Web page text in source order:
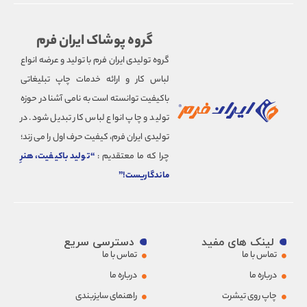
لباس کار ضدگاز
لباس کار کتان
لباس کار هتل
هودی و سویشرت کار
گروه پوشاک ایران فرم
گروه تولیدی ایران فرم با تولید و عرضه انواع
لباس کار و ارائه خدمات چاپ تبلیغاتی
باکیفیت توانسته است به نامی آشنا در حوزه
تولید و چاپ انواع لباس کار تبدیل شود. در
تولیدی ایران فرم، کیفیت حرف اول را می زند؛
چرا که ما معتقدیم :“تولید باکیفیت، هنرِ
ماندگاریست!”
لینک های مفید
تماس با ما
درباره ما
چاپ روی تیشرت
دسترسی سریع
تماس با ما
درباره ما
راهنمای سایزبندی